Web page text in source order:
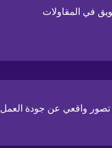
في المقاولات
تصور واقعي عن جودة العمل